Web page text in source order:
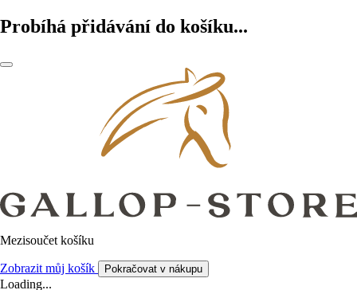
Probíhá přidávání do košíku...
Mezisoučet košíku
Zobrazit můj košík Pokračovat v nákupu
Loading...